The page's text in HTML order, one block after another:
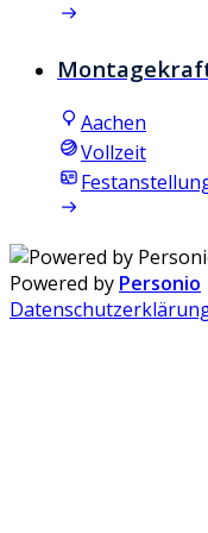
Aachen
Vollzeit
Powered by Personio